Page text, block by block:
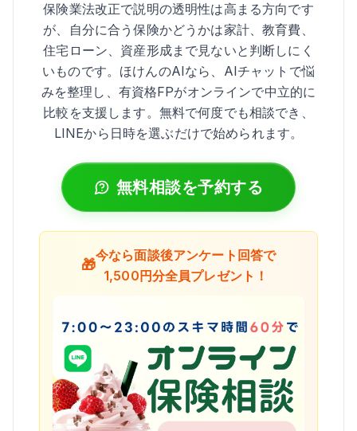
保険業法改正で説明の透明性は高まる方向です
が、自分に合う保険かどうかは家計、教育費、
住宅ローン、資産形成まで見ないと判断しにく
いものです。ほけんのAIなら、AIチャットで悩
みを整理し、有資格FPがオンラインで中立的に
比較を支援します。無料で何度でも相談でき、
LINEから日時を選ぶだけで始められます。
無料相談を予約する
🎁
今なら面談後アンケート回答で
1,500円分全員プレゼント！